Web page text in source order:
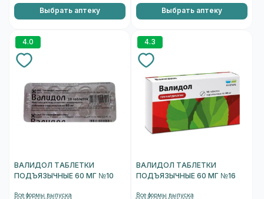
Выбрать аптеку Выбрать аптеку
4.0
ВАЛИДОЛ ТАБЛЕТКИ
ПОДЪЯЗЫЧНЫЕ 60 МГ №10
Все формы выпуска
4.3
ВАЛИДОЛ ТАБЛЕТКИ
ПОДЪЯЗЫЧНЫЕ 60 МГ №16
Все формы выпуска